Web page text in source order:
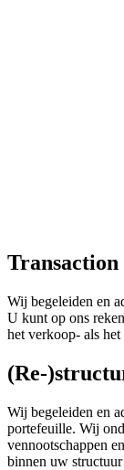
Transaction
Wij begeleiden en
U kunt op ons
het verkoop- als het
(Re-
Wij begeleiden en
portefeuille. Wij
vennootschappen
binnen uw